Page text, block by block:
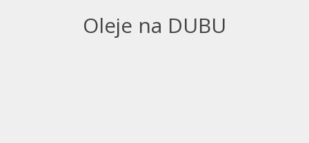
Oleje na DUBU